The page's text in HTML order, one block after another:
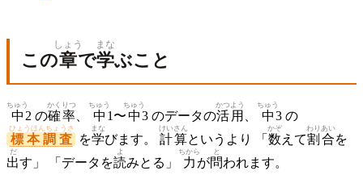
この章
しょう
で学
まな
ぶこと
中
ちゅう
2 の確率
かくりつ
中
ちゅう
1〜中
ちゅう
3 のデータの活用
かつよう
中
ちゅう
3 の
標本調査
ひょうほんちょうさ
を学
まな
びます。 計算
けいさん
というより 「 数
かぞ
えて割合
わりあい
を
出
だ
す」 「データを読
よ
みとる」 力
ちから
が問
と
われます。